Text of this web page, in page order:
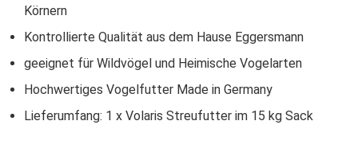
Körnern
Kontrollierte Qualität aus dem Hause Eggersmann
geeignet für Wildvögel und Heimische Vogelarten
Hochwertiges Vogelfutter Made in Germany
Lieferumfang: 1 x Volaris Streufutter im 15 kg Sack